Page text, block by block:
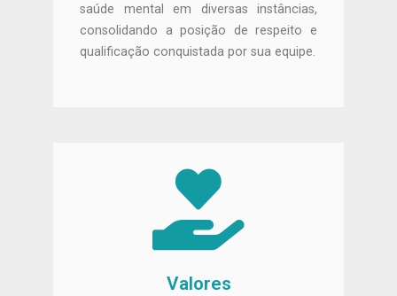
saúde mental em diversas instâncias,
consolidando a posição de respeito e
qualificação conquistada por sua equipe.
Valores